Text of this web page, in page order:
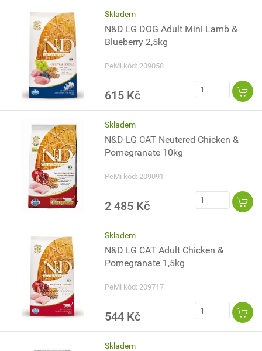
Skladem
N&D LG DOG Adult Mini Lamb &
Blueberry 2,5kg
PeMi kód: 209058
615 Kč
Skladem
N&D LG CAT Neutered Chicken &
Pomegranate 10kg
PeMi kód: 209091
2 485 Kč
Skladem
N&D LG CAT Adult Chicken &
Pomegranate 1,5kg
PeMi kód: 209717
544 Kč
Skladem